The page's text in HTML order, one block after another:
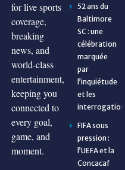
for live sports
coverage,
breaking
news, and
world-class
entertainment,
keeping you
connected to
every goal,
game, and
moment.
52 ans du
Baltimore
SC : une
célébration
marquée
par
l’inquiétude
et les
interrogations
FIFA sous
pression :
l’UEFA et la
Concacaf